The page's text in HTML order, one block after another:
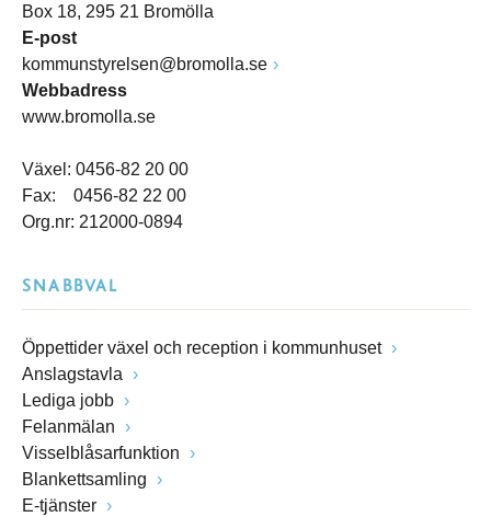
Box 18, 295 21 Bromölla
E-post
kommunstyrelsen@bromolla.se
Webbadress
www.bromolla.se
Växel: 0456-82 20 00
Fax: 0456-82 22 00
Org.nr: 212000-0894
SNABBVAL
Öppettider växel och reception i kommunhuset
Anslagstavla
Lediga jobb
Felanmälan
Visselblåsarfunktion
Blankettsamling
E-tjänster